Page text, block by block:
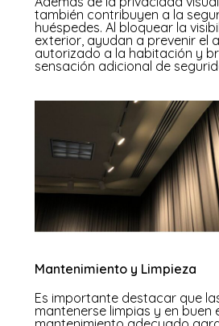
también contribuyen a la
huéspedes. Al bloquear la
exterior, ayudan a prevenir el
autorizado a la habitación y
sensación adicional de
Mantenimiento y Limpieza
Es importante destacar que
mantenerse limpias y en buen